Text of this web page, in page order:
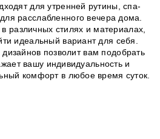
для утренней рутины, спа-
расслабленного вечера дома.
различных стилях и материалах,
идеальный вариант для себя.
позволит вам подобрать
вашу индивидуальность и
комфорт в любое время суток.